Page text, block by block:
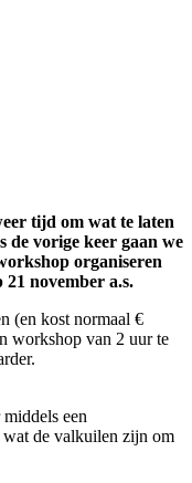
tijd om wat te laten
de vorige keer gaan we
organiseren
november a.s.
(en kost normaal €
workshop van 2 uur te
een
wat de valkuilen zijn om